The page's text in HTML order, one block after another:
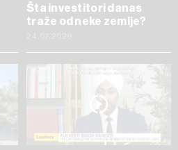
Šta investitori danas
traže od neke zemlje?